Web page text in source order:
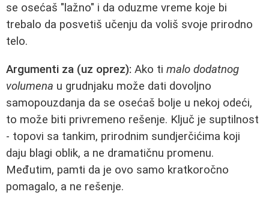
se osećaš "lažno" i da oduzme vreme koje bi
trebalo da posvetiš učenju da voliš svoje prirodno
telo.
Argumenti za (uz oprez): Ako ti malo dodatnog
volumena u grudnjaku može dati dovoljno
samopouzdanja da se osećaš bolje u nekoj odeći,
to može biti privremeno rešenje. Ključ je suptilnost
- topovi sa tankim, prirodnim sundjerčićima koji
daju blagi oblik, a ne dramatičnu promenu.
Međutim, pamti da je ovo samo kratkoročno
pomagalo, a ne rešenje.